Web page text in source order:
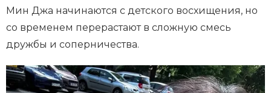
Мин Джа начинаются с детского восхищения, но
со временем перерастают в сложную смесь
дружбы и соперничества.